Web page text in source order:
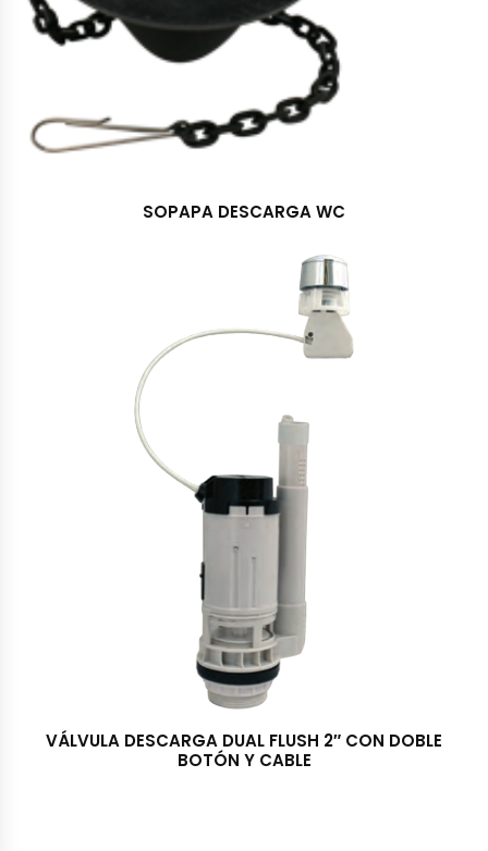
SOPAPA DESCARGA WC
VÁLVULA DESCARGA DUAL FLUSH 2″ CON DOBLE
BOTÓN Y CABLE